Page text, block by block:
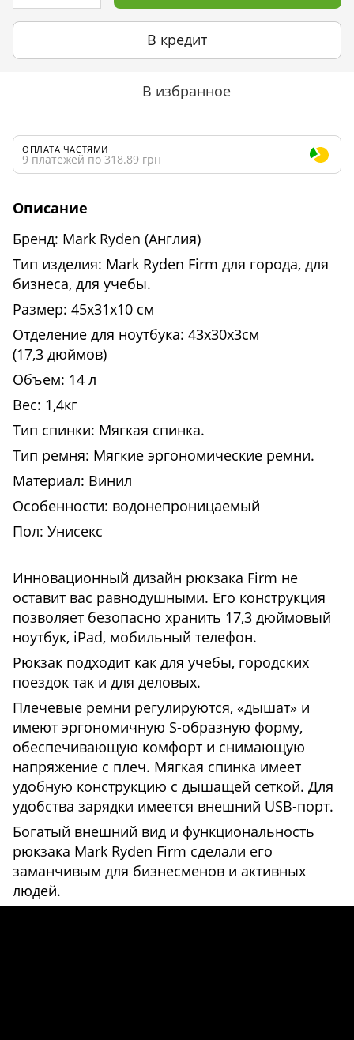
В кредит
В избранное
ОПЛАТА ЧАСТЯМИ
9 платежей по 318.89 грн
Описание
Бренд: Mark Ryden (Англия)
Тип изделия: Mark Ryden Firm для города, для
бизнеса, для учебы.
Размер: 45х31х10 см
Отделение для ноутбука: 43х30х3см
(17,3 дюймов)
Объем: 14 л
Вес: 1,4кг
Тип спинки: Мягкая спинка.
Тип ремня: Мягкие эргономические ремни.
Материал: Винил
Особенности: водонепроницаемый
Пол: Унисекс
Инновационный дизайн рюкзака Firm не
оставит вас равнодушными. Его конструкция
позволяет безопасно хранить 17,3 дюймовый
ноутбук, iPad, мобильный телефон.
Рюкзак подходит как для учебы, городских
поездок так и для деловых.
Плечевые ремни регулируются, «дышат» и
имеют эргономичную S-образную форму,
обеспечивающую комфорт и снимающую
напряжение с плеч. Мягкая спинка имеет
удобную конструкцию с дышащей сеткой. Для
удобства зарядки имеется внешний USB-порт.
Богатый внешний вид и функциональность
рюкзака Mark Ryden Firm сделали его
заманчивым для бизнесменов и активных
людей.